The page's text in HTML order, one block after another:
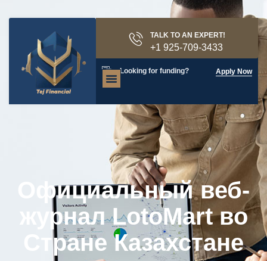
TALK TO AN EXPERT!
+1 925-709-3433
Looking for funding? Apply Now
Официальный веб-
журнал LotoMart во
Стране Казахстане